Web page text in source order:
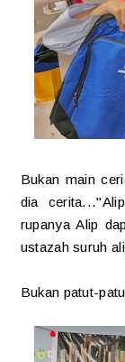
Bukan main
dia
rupanya Alip
ustazah suruh
Bukan patut-